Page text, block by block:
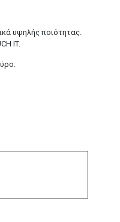
υψηλής ποιότητας.
IT.